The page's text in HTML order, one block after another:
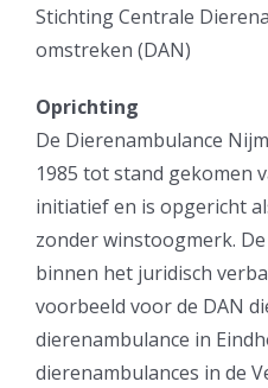
Stichting Centrale
omstreken (DAN)
Oprichting
De Dierenambulance
1985 tot stand gekomen
initiatief en is opgericht
zonder winstoogmerk.
binnen het juridisch
voorbeeld voor de DAN
dierenambulance in
dierenambulances in de